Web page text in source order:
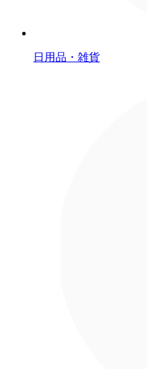
日用品・雑貨